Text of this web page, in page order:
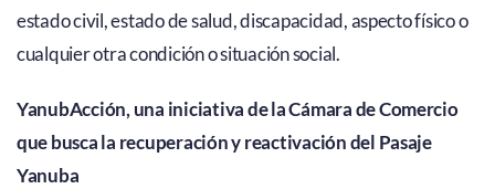
estado civil, estado de salud, discapacidad, aspecto físico o
cualquier otra condición o situación social.
YanubAcción, una iniciativa de la Cámara de Comercio
que busca la recuperación y reactivación del Pasaje
Yanuba